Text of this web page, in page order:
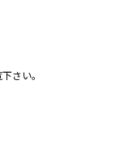
さい。